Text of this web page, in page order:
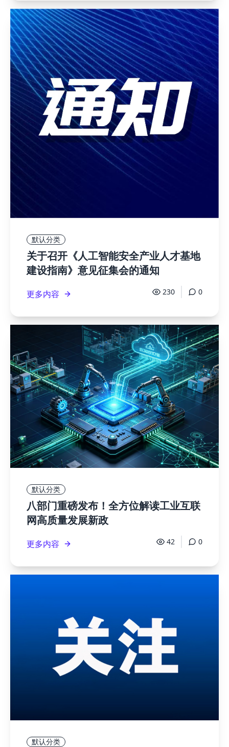
默认分类
关于召开《人工智能安全产业人才基地
建设指南》意见征集会的通知
更多内容 230 0
默认分类
八部门重磅发布！全方位解读工业互联
网高质量发展新政
更多内容 42 0
默认分类